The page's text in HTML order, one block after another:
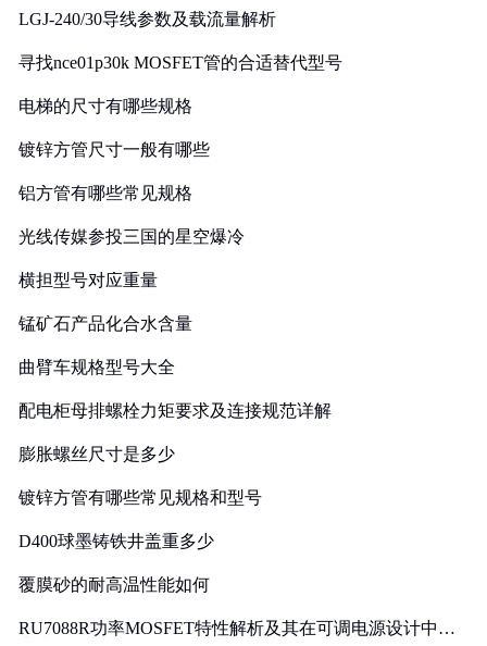
LGJ-240/30导线参数及载流量解析
寻找nce01p30k MOSFET管的合适替代型号
电梯的尺寸有哪些规格
镀锌方管尺寸一般有哪些
铝方管有哪些常见规格
光线传媒参投三国的星空爆冷
横担型号对应重量
锰矿石产品化合水含量
曲臂车规格型号大全
配电柜母排螺栓力矩要求及连接规范详解
膨胀螺丝尺寸是多少
镀锌方管有哪些常见规格和型号
D400球墨铸铁井盖重多少
覆膜砂的耐高温性能如何
RU7088R功率MOSFET特性解析及其在可调电源设计中的